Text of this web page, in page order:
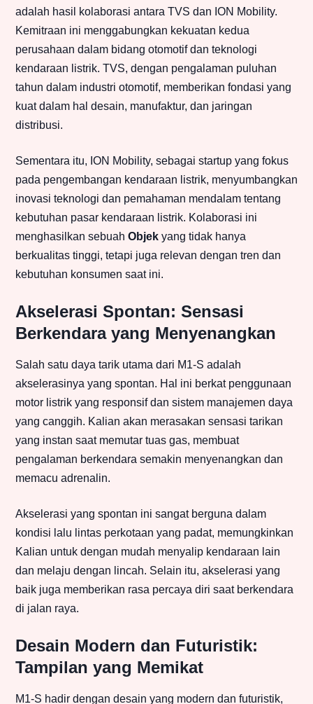
adalah hasil kolaborasi antara TVS dan ION Mobility.
Kemitraan ini menggabungkan kekuatan kedua
perusahaan dalam bidang otomotif dan teknologi
kendaraan listrik. TVS, dengan pengalaman puluhan
tahun dalam industri otomotif, memberikan fondasi yang
kuat dalam hal desain, manufaktur, dan jaringan
distribusi.
Sementara itu, ION Mobility, sebagai startup yang fokus
pada pengembangan kendaraan listrik, menyumbangkan
inovasi teknologi dan pemahaman mendalam tentang
kebutuhan pasar kendaraan listrik. Kolaborasi ini
menghasilkan sebuah Objek yang tidak hanya
berkualitas tinggi, tetapi juga relevan dengan tren dan
kebutuhan konsumen saat ini.
Akselerasi Spontan: Sensasi
Berkendara yang Menyenangkan
Salah satu daya tarik utama dari M1-S adalah
akselerasinya yang spontan. Hal ini berkat penggunaan
motor listrik yang responsif dan sistem manajemen daya
yang canggih. Kalian akan merasakan sensasi tarikan
yang instan saat memutar tuas gas, membuat
pengalaman berkendara semakin menyenangkan dan
memacu adrenalin.
Akselerasi yang spontan ini sangat berguna dalam
kondisi lalu lintas perkotaan yang padat, memungkinkan
Kalian untuk dengan mudah menyalip kendaraan lain
dan melaju dengan lincah. Selain itu, akselerasi yang
baik juga memberikan rasa percaya diri saat berkendara
di jalan raya.
Desain Modern dan Futuristik:
Tampilan yang Memikat
M1-S hadir dengan desain yang modern dan futuristik,